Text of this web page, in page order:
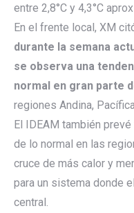
entre 2,8°C y 4,3°C
En el frente local, XM
durante la semana
se observa una
normal en gran parte
regiones Andina,
El IDEAM también
de lo normal en las
cruce de más calor y
para un sistema donde
central.